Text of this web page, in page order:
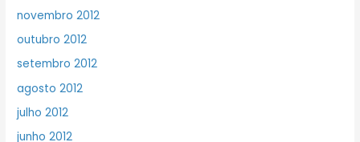
novembro 2012
outubro 2012
setembro 2012
agosto 2012
julho 2012
junho 2012